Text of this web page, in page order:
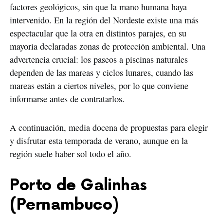
factores geológicos, sin que la mano humana haya
intervenido. En la región del Nordeste existe una más
espectacular que la otra en distintos parajes, en su
mayoría declaradas zonas de protección ambiental. Una
advertencia crucial: los paseos a piscinas naturales
dependen de las mareas y ciclos lunares, cuando las
mareas están a ciertos niveles, por lo que conviene
informarse antes de contratarlos.
A continuación, media docena de propuestas para elegir
y disfrutar esta temporada de verano, aunque en la
región suele haber sol todo el año.
Porto de Galinhas
(Pernambuco)